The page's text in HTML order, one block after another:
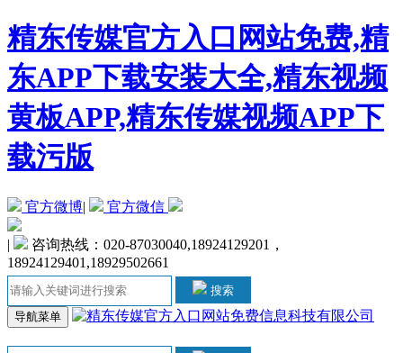
精东传媒官方入口网站免费,精
东APP下载安装大全,精东视频
黄板APP,精东传媒视频APP下
载污版
官方微博| 官方微信
|
咨询热线：020-87030040,18924129201，
18924129401,18929502661
搜索
导航菜单